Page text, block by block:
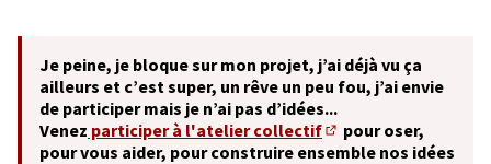
Je peine, je bloque sur mon projet, j’ai déjà vu ça
ailleurs et c’est super, un rêve un peu fou, j’ai envie
de participer mais je n’ai pas d’idées...
Venez participer à l'atelier collectif
(S'ouvre dans un
pour oser,
pour vous aider, pour construire ensemble nos idées